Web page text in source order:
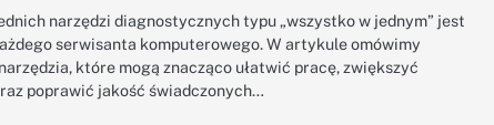
narzędzi diagnostycznych typu „wszystko w jednym” jest
serwisanta komputerowego. W artykule omówimy
które mogą znacząco ułatwić pracę, zwiększyć
poprawić jakość świadczonych…